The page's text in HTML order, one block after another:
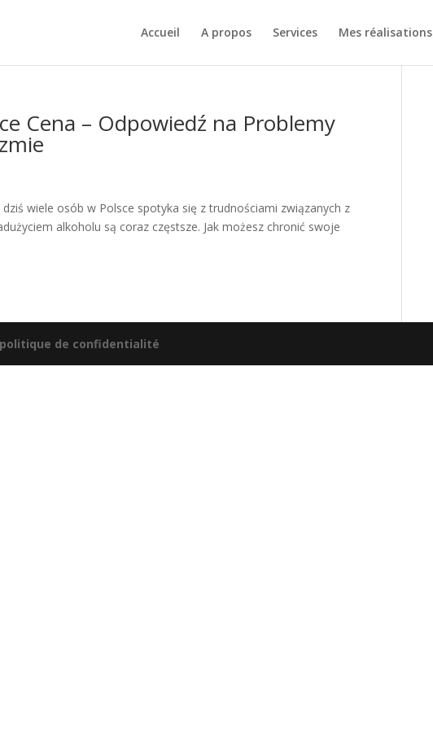
Accueil A propos Services Mes réalisations
Cena – Odpowiedź na Problemy
wiele osób w Polsce spotyka się z trudnościami związanych z
alkoholu są coraz częstsze. Jak możesz chronić swoje
politique de confidentialité